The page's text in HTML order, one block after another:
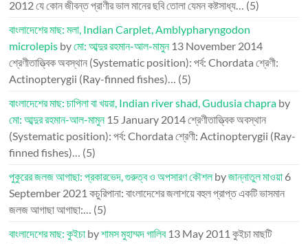
2012যে কোন জীবন্ত প্রাণীর ভাল মানের ছবি তোলা যেমন কষ্টসাধ্য… (5)
বাংলাদেশের মাছ: মলা, Indian Carplet, Amblypharyngodon
microlepis byমো: আব্দুর রহমান-আল-মামুন 13 November 2014
শ্রেণীতাত্ত্বিক অবস্থান (Systematic position): পর্ব: Chordata শ্রেণী:
Actinopterygii (Ray-finned fishes)… (5)
বাংলাদেশের মাছ: চাপিলা বা খয়রা, Indian river shad, Gudusia chapra by
মো: আব্দুর রহমান-আল-মামুন 15 January 2014শ্রেণীতাত্ত্বিক অবস্থান
(Systematic position): পর্ব: Chordata শ্রেণী: Actinopterygii (Ray-
finned fishes)… (5)
পুকুরের জলজ আগাছা: প্রকারভেদ, গুরুত্ব ও অপসারণ কৌশলbyজান্নাতুল মাওয়া 6
September 2021 কচুরিপানা: বাংলাদেশের জলাশয়ে বহুল প্রাপ্ত একটি ভাসমান
জলজ আগাছা আগাছা:… (5)
বাংলাদেশের মাছ: কুইচা byশামস মুহাম্মদ গালিব 13 May 2011 কুইচা মাছটি